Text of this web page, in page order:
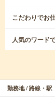
こだわりでお
人気のワード
勤務地 / 路線・駅